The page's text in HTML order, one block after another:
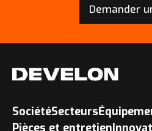
Demander
SociétéSecteurs
Pièces et entretien